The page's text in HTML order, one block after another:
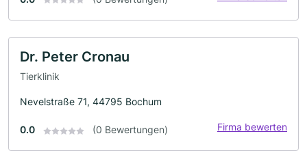
Dr. Peter Cronau
Tierklinik
Nevelstraße 71, 44795 Bochum
0.0 (0 Bewertungen) Firma bewerten